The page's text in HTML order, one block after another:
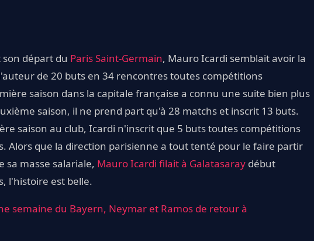
départ du Paris Saint-Germain, Mauro Icardi semblait avoir la
de 20 buts en 34 rencontres toutes compétitions
saison dans la capitale française a connu une suite bien plus
saison, il ne prend part qu'à 28 matchs et inscrit 13 buts.
saison au club, Icardi n'inscrit que 5 buts toutes compétitions
Alors que la direction parisienne a tout tenté pour le faire partir
sa masse salariale, Mauro Icardi filait à Galatasaray début
l'histoire est belle.
semaine du Bayern, Neymar et Ramos de retour à